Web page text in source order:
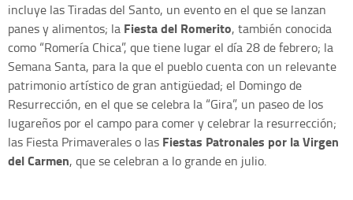
incluye las Tiradas del Santo, un evento en el que se lanzan
panes y alimentos; la Fiesta del Romerito, también conocida
como “Romería Chica”, que tiene lugar el día 28 de febrero; la
Semana Santa, para la que el pueblo cuenta con un relevante
patrimonio artístico de gran antigüedad; el Domingo de
Resurrección, en el que se celebra la “Gira”, un paseo de los
lugareños por el campo para comer y celebrar la resurrección;
las Fiesta Primaverales o las Fiestas Patronales por la Virgen
del Carmen, que se celebran a lo grande en julio.